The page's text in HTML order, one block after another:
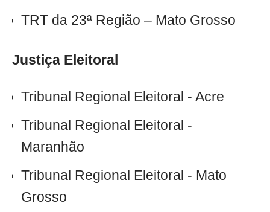
TRT da 23ª Região – Mato Grosso
Justiça Eleitoral
Tribunal Regional Eleitoral - Acre
Tribunal Regional Eleitoral -
Maranhão
Tribunal Regional Eleitoral - Mato
Grosso